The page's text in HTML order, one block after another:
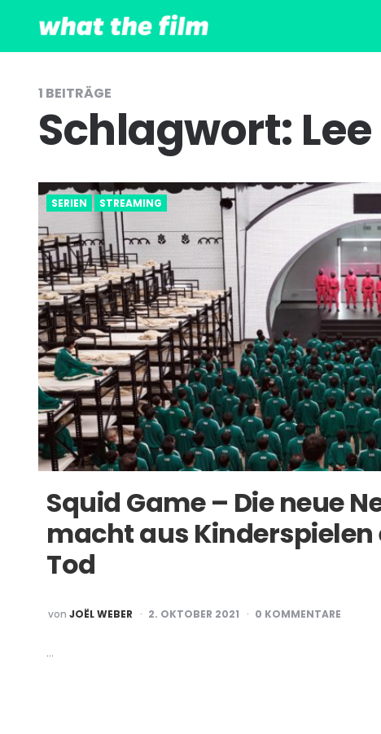
1 BEITRÄGE
Schlagwort:
SERIEN STREAMING
Squid Game – Die neue
macht aus Kinderspielen
Tod
POSTED
BY
von JOËL WEBER 2. OKTOBER 2021 0 KOMMENTARE
…